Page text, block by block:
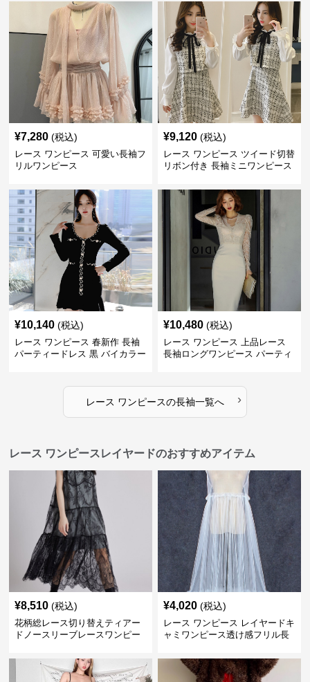
¥7,280 (税込)
レース ワンピース 可愛い長袖フ
リルワンピース
¥9,120 (税込)
レース ワンピース ツイード切替
リボン付き 長袖ミニワンピース
¥10,140 (税込)
レース ワンピース 春新作 長袖
パーティードレス 黒 バイカラー
¥10,480 (税込)
レース ワンピース 上品レース
長袖ロングワンピース パーティ
レース ワンピースの長袖一覧へ ›
レース ワンピースレイヤードのおすすめアイテム
¥8,510 (税込)
花柄総レース切り替えティアー
ドノースリーブレースワンピー
¥4,020 (税込)
レース ワンピース レイヤードキ
ャミワンピース透け感フリル長